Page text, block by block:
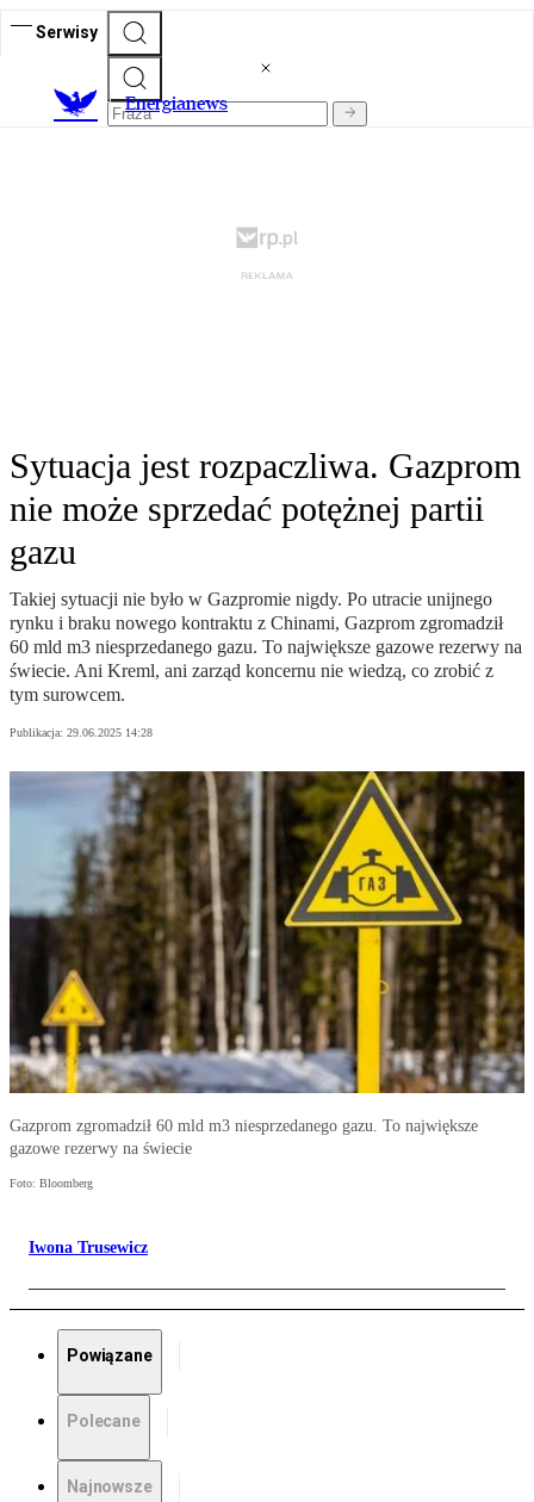
Serwisy
Energianews
Sytuacja jest rozpaczliwa. Gazprom
nie może sprzedać potężnej partii
gazu
Takiej sytuacji nie było w Gazpromie nigdy. Po utracie unijnego
rynku i braku nowego kontraktu z Chinami, Gazprom zgromadził
60 mld m3 niesprzedanego gazu. To największe gazowe rezerwy na
świecie. Ani Kreml, ani zarząd koncernu nie wiedzą, co zrobić z
tym surowcem.
Publikacja: 29.06.2025 14:28
Gazprom zgromadził 60 mld m3 niesprzedanego gazu. To największe
gazowe rezerwy na świecie
Foto: Bloomberg
Iwona Trusewicz
Powiązane
Polecane
Najnowsze